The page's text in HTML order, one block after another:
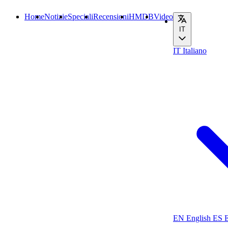
HomeNotizieSpecialiRecensioniHMDBVideo
IT
IT Italiano
EN English ES